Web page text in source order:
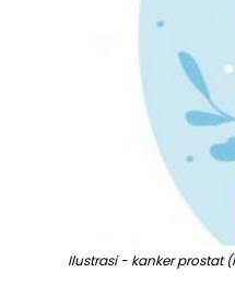
Ilustrasi - kanker prostat